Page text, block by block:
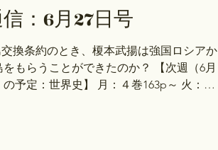
②テスト対策コース：歴史能力検定対
学受験論述対策など→ストアカ・Peatix
のリンクからアクセスしないと割引に
、ご注意ください。 【質問調査結果】
龍寺船の輸出品と輸
：6月27日号
換条約のとき、榎本武揚は強国ロシアか
もらうことができたのか？ 【次週（6月
の予定：世界史】 月：４巻163p～ 火：３